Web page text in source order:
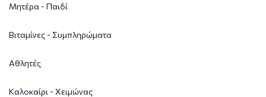
Μητέρα - Παιδί
Βιταμίνες - Συμπληρώματα
Αθλητές
Καλοκαίρι - Χειμώνας